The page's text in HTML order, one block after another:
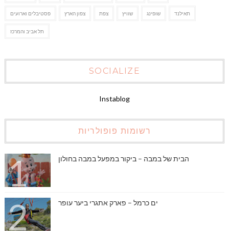
פסטיבלים וארועים צפון הארץ צפת שוויץ שופינג תאילנד
תל אביב והמרכז
SOCIALIZE
Instablog
רשומות פופולריות
הבית של במבה – ביקור במפעל במבה בחולון
ים כרמל – פארק אתגרי ביער עופר